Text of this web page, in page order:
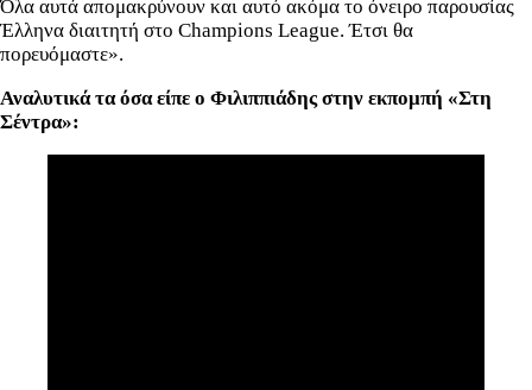
Όλα αυτά απομακρύνουν και αυτό ακόμα το όνειρο παρουσίας
Έλληνα διαιτητή στο Champions League. Έτσι θα
πορευόμαστε».
Αναλυτικά τα όσα είπε ο Φιλιππιάδης στην εκπομπή «Στη
Σέντρα»: